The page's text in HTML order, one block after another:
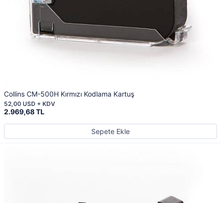
Collins CM-500H Kırmızı Kodlama Kartuş
2.969,68 TL
52,00 USD + KDV
Sepete Ekle